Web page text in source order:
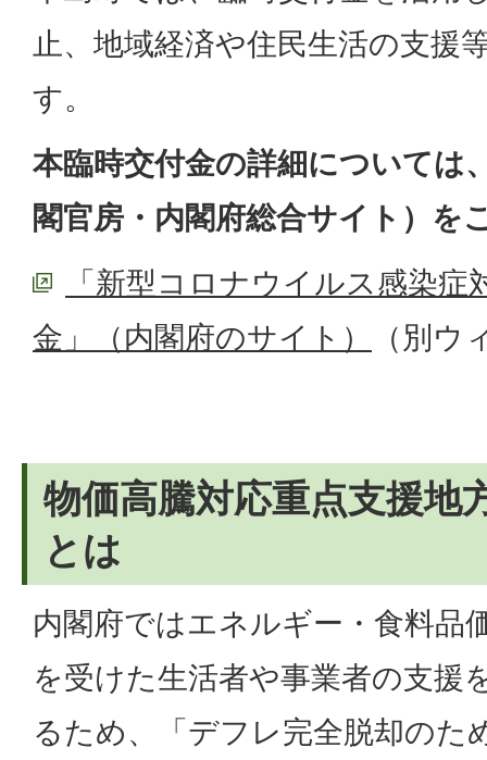
止、地域経済や住民生活の支援
す。
本臨時交付金の詳細については
閣官房・内閣府総合サイト）を
「新型コロナウイルス感染症
金」（内閣府のサイト）
（別ウ
物価高騰対応重点支援地
とは
内閣府ではエネルギー・食料品
を受けた生活者や事業者の支援
るため、「デフレ完全脱却のた